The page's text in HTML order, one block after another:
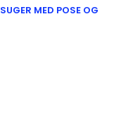
MED POSE OG